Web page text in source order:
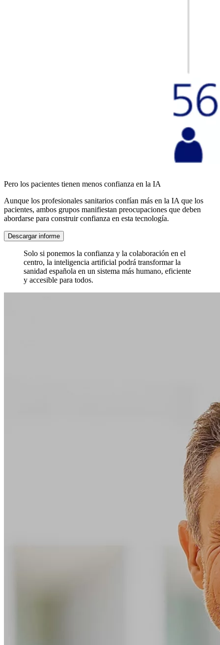
Pero los pacientes tienen menos confianza en la IA
Aunque los profesionales sanitarios confían más en la IA que los
pacientes, ambos grupos manifiestan preocupaciones que deben
abordarse para construir confianza en esta tecnología.
Descargar informe
Solo si ponemos la confianza y la colaboración en el
centro, la inteligencia artificial podrá transformar la
sanidad española en un sistema más humano, eficiente
y accesible para todos.